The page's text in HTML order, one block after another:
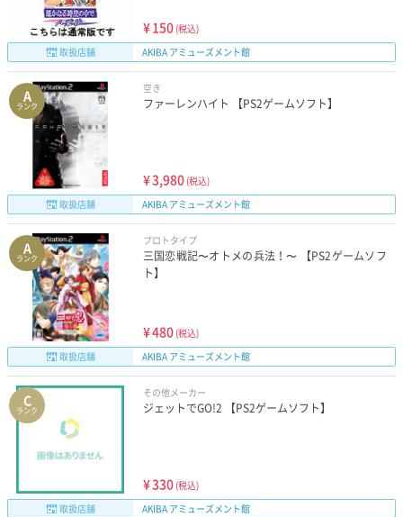
¥150 (税込)
取扱店舗
AKIBA アミューズメント館
A
ランク
空き
ファーレンハイト 【PS2ゲームソフト】
¥3,980 (税込)
取扱店舗
AKIBA アミューズメント館
A
ランク
プロトタイプ
三国恋戦記〜オトメの兵法！〜 【PS2ゲームソフ
ト】
¥480 (税込)
取扱店舗
AKIBA アミューズメント館
C
ランク
その他メーカー
ジェットでGO!2 【PS2ゲームソフト】
¥330 (税込)
取扱店舗
AKIBA アミューズメント館